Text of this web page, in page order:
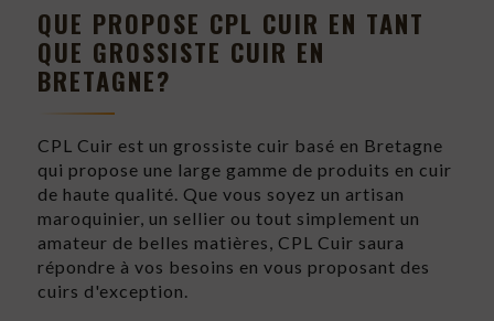
QUE PROPOSE CPL CUIR EN TANT
QUE GROSSISTE CUIR EN
BRETAGNE?
CPL Cuir est un grossiste cuir basé en Bretagne
qui propose une large gamme de produits en cuir
de haute qualité. Que vous soyez un artisan
maroquinier, un sellier ou tout simplement un
amateur de belles matières, CPL Cuir saura
répondre à vos besoins en vous proposant des
cuirs d'exception.